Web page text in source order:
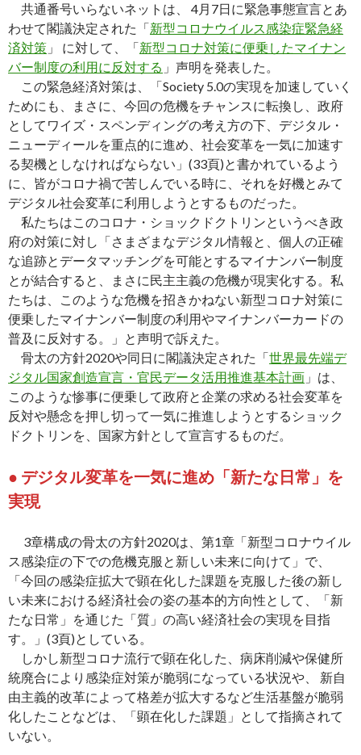
共通番号いらないネットは、 4月7日に緊急事態宣言とあ
わせて閣議決定された「新型コロナウイルス感染症緊急経
済対策 」 に対して、「新型コロナ対策に便乗したマイナン
バー制度の利用に反対する 」声明を発表した。
この緊急経済対策は、「Society 5.0の実現を加速していく
ためにも、まさに、今回の危機をチャンスに転換し、政府
としてワイズ・スペンディングの考え方の下、デジタル・
ニューディールを重点的に進め、社会変革を一気に加速す
る契機としなければならない」(33頁)と書かれているよう
に、皆がコロナ禍で苦しんでいる時に、それを好機とみて
デジタル社会変革に利用しようとするものだった。
私たちはこのコロナ・ショックドクトリンというべき政
府の対策に対し「さまざまなデジタル情報と、個人の正確
な追跡とデータマッチングを可能とするマイナンバー制度
とが結合すると、まさに民主主義の危機が現実化する。私
たちは、このような危機を招きかねない新型コロナ対策に
便乗したマイナンバー制度の利用やマイナンバーカードの
普及に反対する。」と声明で訴えた。
骨太の方針2020や同日に閣議決定された「世界最先端デ
ジタル国家創造宣言・官民データ活用推進基本計画 」は、
このような惨事に便乗して政府と企業の求める社会変革を
反対や懸念を押し切って一気に推進しようとするショック
ドクトリンを、国家方針として宣言するものだ。
● デジタル変革を一気に進め「新たな日常」を
実現
3章構成の骨太の方針2020は、第1章「新型コロナウイル
ス感染症の下での危機克服と新しい未来に向けて」で、
「今回の感染症拡大で顕在化した課題を克服した後の新し
い未来における経済社会の姿の基本的方向性として、「新
たな日常」を通じた「質」の高い経済社会の実現を目指
す。」(3頁)としている。
しかし新型コロナ流行で顕在化した、病床削減や保健所
統廃合により感染症対策が脆弱になっている状況や、 新自
由主義的改革によって格差が拡大するなど生活基盤が脆弱
化したことなどは、「顕在化した課題」として指摘されて
いない。